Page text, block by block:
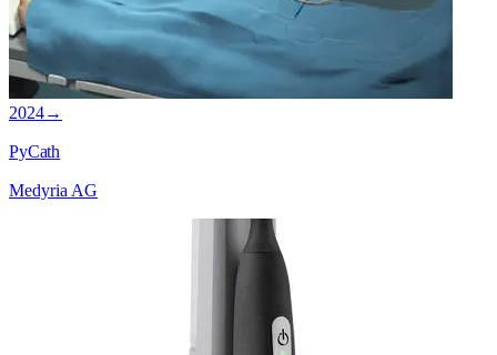
2024→
PyCath
Medyria AG